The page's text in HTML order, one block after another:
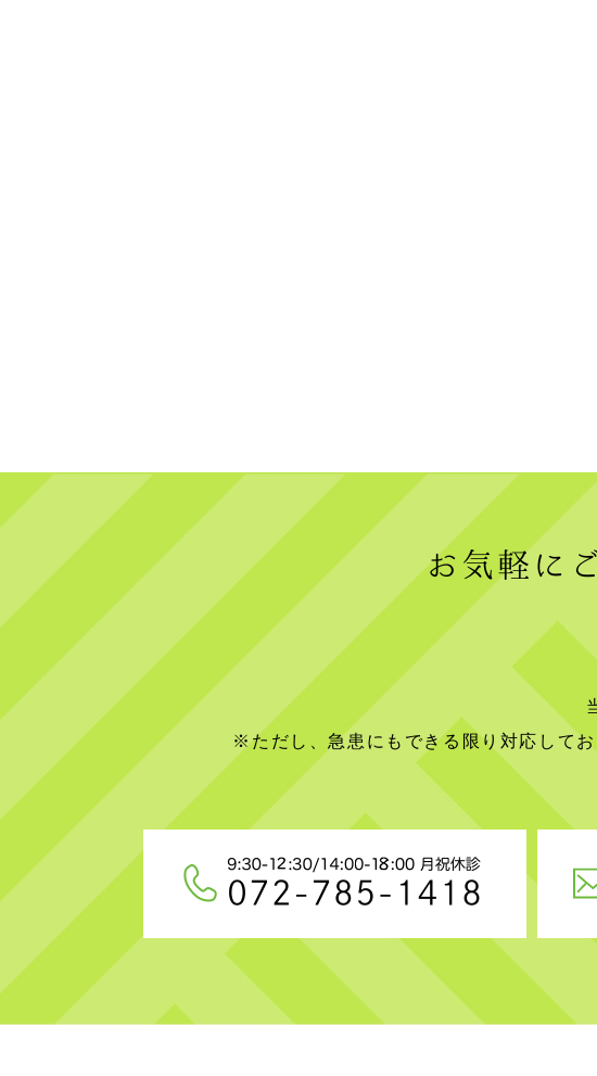
お気軽に
※ただし、急患にもできる限り対応して